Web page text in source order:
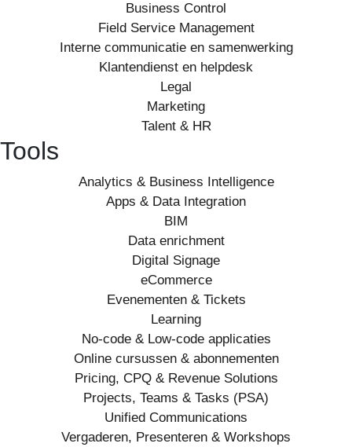
Business Control
Field Service Management
Interne communicatie en samenwerking
Klantendienst en helpdesk
Legal
Marketing
Talent & HR
Tools
Analytics & Business Intelligence
Apps & Data Integration
BIM
Data enrichment
Digital Signage
eCommerce
Evenementen & Tickets
Learning
No-code & Low-code applicaties
Online cursussen & abonnementen
Pricing, CPQ & Revenue Solutions
Projects, Teams & Tasks (PSA)
Unified Communications
Vergaderen, Presenteren & Workshops